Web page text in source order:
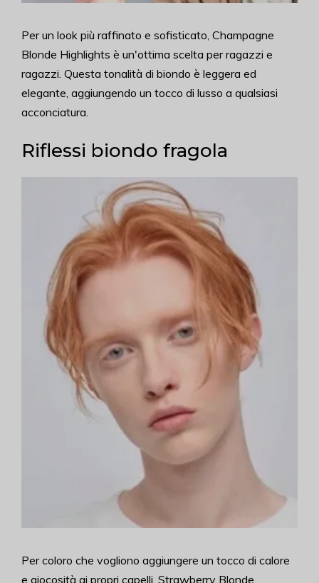
Per un look più raffinato e sofisticato, Champagne
Blonde Highlights è un'ottima scelta per ragazzi e
ragazzi. Questa tonalità di biondo è leggera ed
elegante, aggiungendo un tocco di lusso a qualsiasi
acconciatura.
Riflessi biondo fragola
Per coloro che vogliono aggiungere un tocco di calore
e giocosità ai propri capelli, Strawberry Blonde